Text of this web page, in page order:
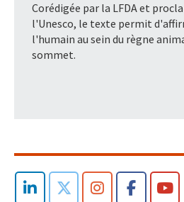
Corédigée par la LFDA et
l'Unesco, le texte permit
l'humain au sein du règne
sommet.